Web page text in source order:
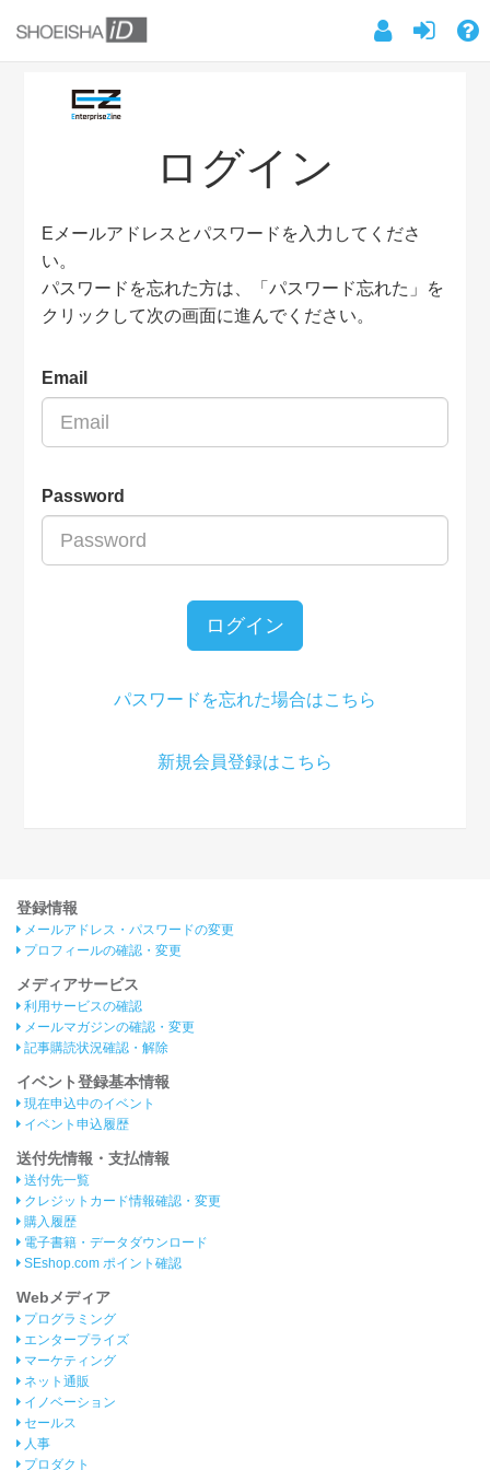
ログイン
Eメールアドレスとパスワードを入力してくださ
い。
パスワードを忘れた方は、「パスワード忘れた」を
クリックして次の画面に進んでください。
Email
Password
ログイン
パスワードを忘れた場合はこちら
新規会員登録はこちら
登録情報
メールアドレス・パスワードの変更
プロフィールの確認・変更
メディアサービス
利用サービスの確認
メールマガジンの確認・変更
記事購読状況確認・解除
イベント登録基本情報
現在申込中のイベント
イベント申込履歴
送付先情報・支払情報
送付先一覧
クレジットカード情報確認・変更
購入履歴
電子書籍・データダウンロード
SEshop.com ポイント確認
Webメディア
プログラミング
エンタープライズ
マーケティング
ネット通販
イノベーション
セールス
人事
プロダクト